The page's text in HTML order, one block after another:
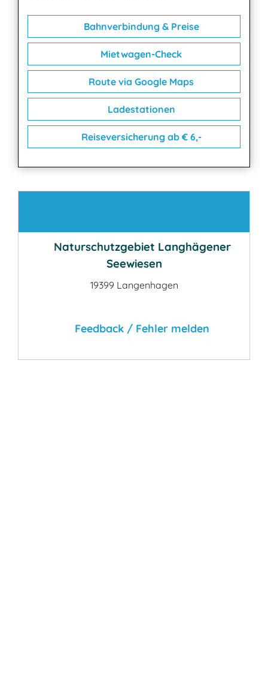
Bahnverbindung & Preise
Mietwagen-Check
Route via Google Maps
Ladestationen
Reiseversicherung ab € 6,-
Naturschutzgebiet Langhägener
Seewiesen
19399 Langenhagen
Feedback / Fehler melden